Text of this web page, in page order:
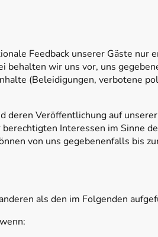
Feedback unserer Gäste nur
behalten wir uns vor, uns
(Beleidigungen, verbotene
deren Veröffentlichung auf
Interessen im Sinne
von uns gegebenenfalls bis
als den im Folgenden